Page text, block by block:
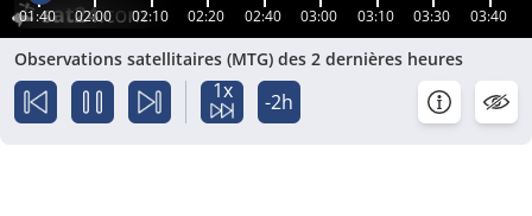
01:40 02:00 02:10 02:20 02:40 03:00 03:10 03:30 03:40
Observations satellitaires (MTG) des 2 dernières heures
1x -2h